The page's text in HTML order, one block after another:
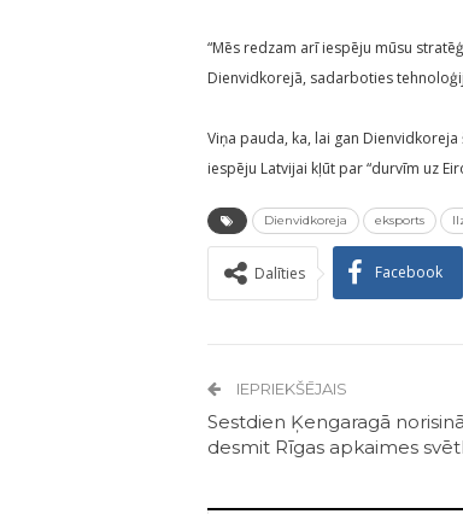
“Mēs redzam arī iespēju mūsu
Dienvidkorejā, sadarboties
Viņa pauda, ka, lai gan
iespēju Latvijai kļūt par “durvīm uz
Dienvidkoreja eksports
Dalīties Facebook
IEPRIEKŠĒJAIS
Sestdien Ķengaragā
desmit Rīgas apkaimes